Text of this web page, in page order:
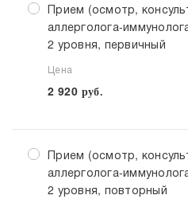
Прием (осмотр,
аллерголога-
2 уровня, первичный
Цена
2 920 руб.
Прием (осмотр,
аллерголога-
2 уровня, повторный